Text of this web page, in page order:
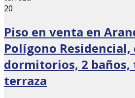
20
Piso en venta en
Polígono Residencial,
dormitorios, 2
terraza